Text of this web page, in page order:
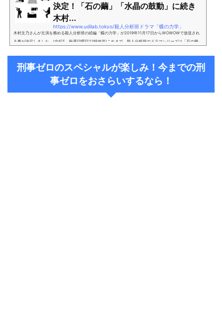
決定！「石の繭」「水晶の鼓動」に続き
木村...
https://www.udilab.tokyo/殺人分析班ドラマ「蝶の力学」
木村文乃さんが主演を務める殺人分析班の続編「蝶の力学」が2019年11月17日からWOWOWで放送され
る事が決定しました。(全6話 毎週日曜日22時放送)これまで、殺人分析班のドラマシリーズは「石の繭」
晶の鼓動」についてもあわせて紹介していきたいと思います！【蝶の力学の原作から犯人は解る？ネタバ
レはこちら】 (adsbygoogle =...
刑事ゼロのスペシャルが楽しみ！今までの刑
事ゼロをおさらいするなら！